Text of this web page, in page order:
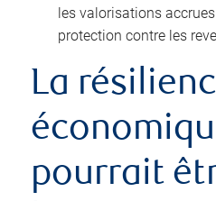
les valorisations
protection contre les
La
pourrait